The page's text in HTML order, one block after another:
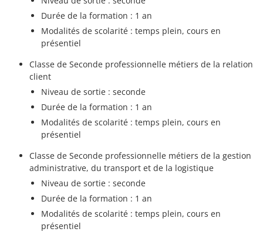
Durée de la formation : 1 an
Modalités de scolarité : temps plein, cours en
présentiel
Classe de Seconde professionnelle métiers de la relation
client
Niveau de sortie : seconde
Durée de la formation : 1 an
Modalités de scolarité : temps plein, cours en
présentiel
Classe de Seconde professionnelle métiers de la gestion
administrative, du transport et de la logistique
Niveau de sortie : seconde
Durée de la formation : 1 an
Modalités de scolarité : temps plein, cours en
présentiel